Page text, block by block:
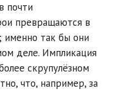
почти
превращаются в
так бы они
деле. Импликация
скрупулёзном
что, например, за